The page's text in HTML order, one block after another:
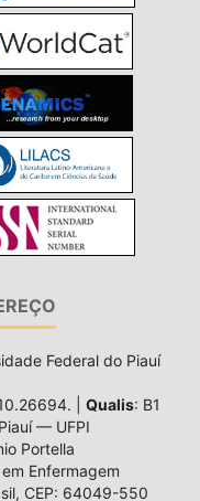
Federal do Piauí
| Qualis: B1
— UFPI
Portella
Enfermagem
CEP: 64049-550